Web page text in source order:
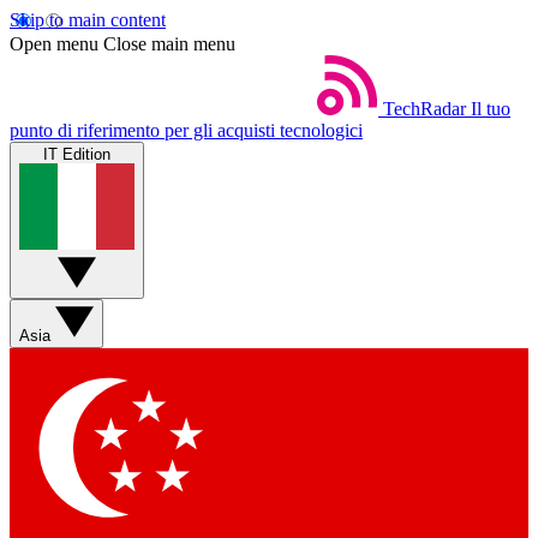
Skip to main content
Open menu Close main menu
TechRadar Il tuo
punto di riferimento per gli acquisti tecnologici
IT Edition
Asia